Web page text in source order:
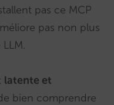
pas ce MCP
pas non plus
latente et
bien comprendre